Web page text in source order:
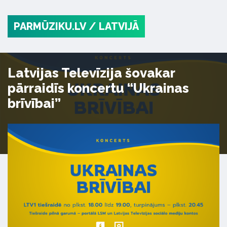
PARMŪZIKU.LV / LATVIJĀ
Latvijas Televīzija šovakar
pārraidīs koncertu “Ukrainas
brīvībai”